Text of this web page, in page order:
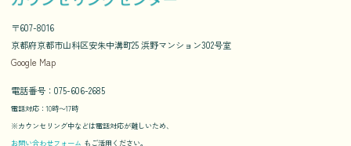
〒607-8016
京都府京都市山科区安朱中溝町25 浜野マンション302号室
Google Map
電話番号：075-606-2685
電話対応：10時〜17時
※カウンセリング中などは電話対応が難しいため、
お問い合わせフォーム もご活用ください。